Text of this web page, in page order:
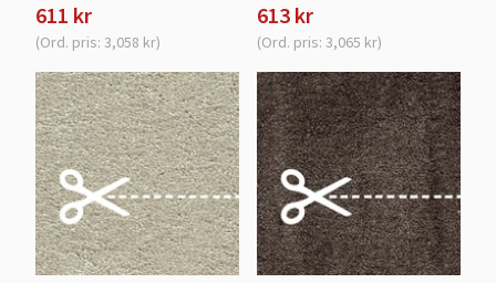
611 kr
(Ord. pris: 3,058 kr)
613 kr
(Ord. pris: 3,065 kr)